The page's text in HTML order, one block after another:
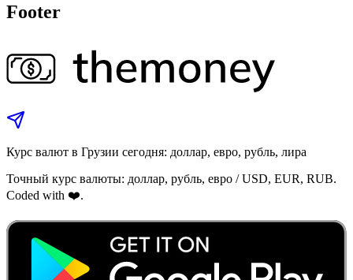
Footer
Курс валют в Грузии сегодня: доллар, евро, рубль, лира
Точный курс валюты: доллар, рубль, евро / USD, EUR, RUB.
Coded with ❤️.